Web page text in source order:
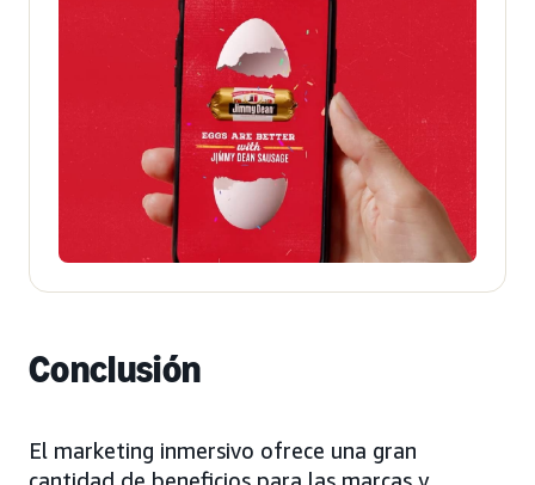
Conclusión
El marketing inmersivo ofrece una gran